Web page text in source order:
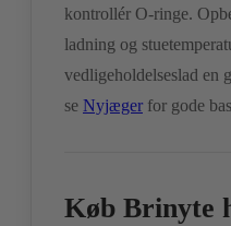
kontrollér O-ringe.
ladning og
vedligeholdelseslad en
se Nyjæger for gode
Køb Brinyte